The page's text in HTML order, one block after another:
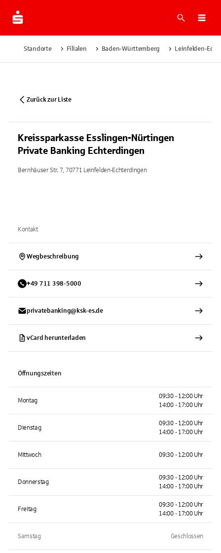
Suche
Standorte Filialen Baden-Württemberg Leinfelden-
Zurück zur Liste
Kreissparkasse Esslingen-Nürtingen
Private Banking Echterdingen
Bernhäuser Str. 7, 70771 Leinfelden-Echterdingen
Kontakt
Wegbeschreibung
+49 711 398-5000
privatebanking@ksk-es.de
vCard herunterladen
Öffnungszeiten
Montag
09:30 - 12:00 Uhr
14:00 - 17:00 Uhr
Dienstag
09:30 - 12:00 Uhr
14:00 - 17:00 Uhr
Mittwoch 09:30 - 12:00 Uhr
Donnerstag
09:30 - 12:00 Uhr
14:00 - 17:00 Uhr
Freitag
09:30 - 12:00 Uhr
14:00 - 17:00 Uhr
Samstag Geschlossen